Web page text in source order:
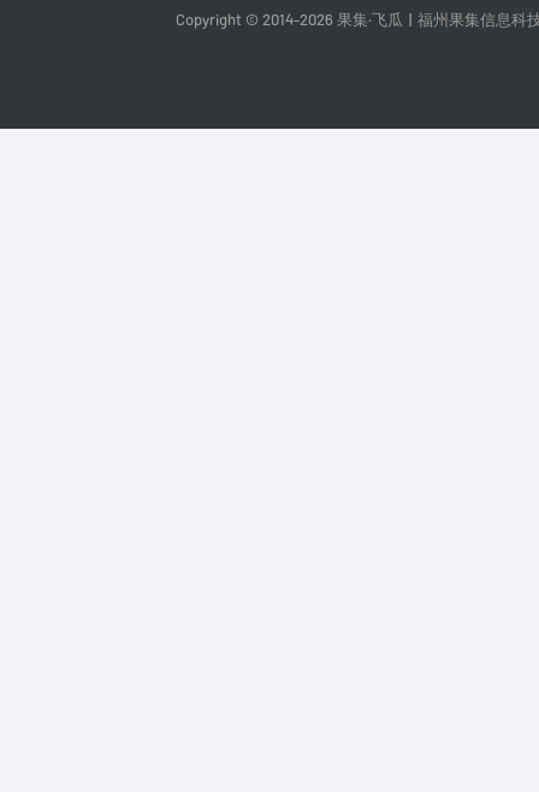
Copyright © 2014-2026 果集·飞瓜 福州果集信息科